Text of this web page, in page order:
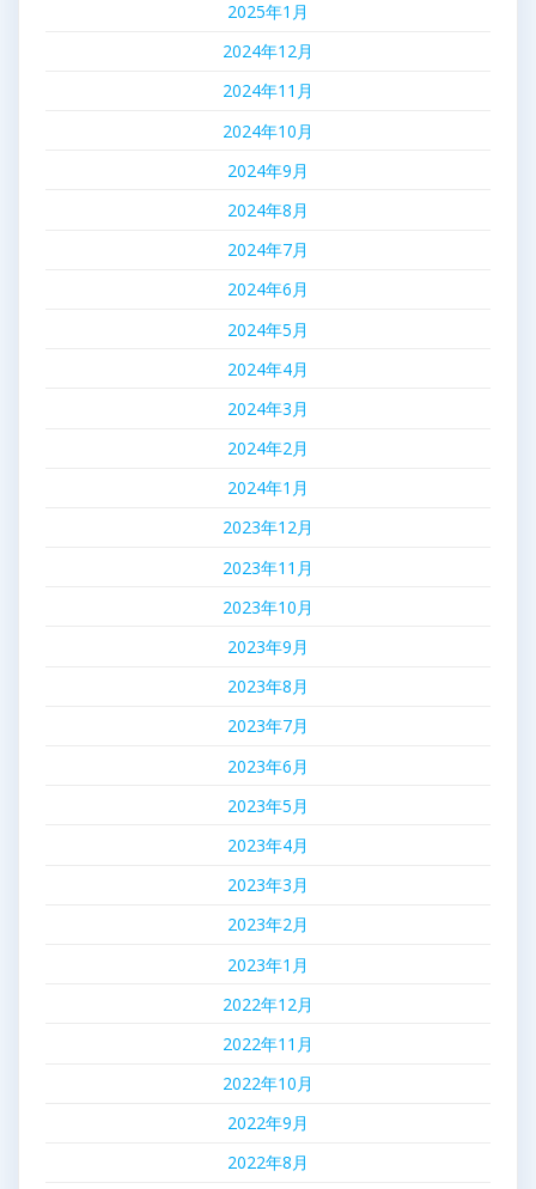
2025年1月
2024年12月
2024年11月
2024年10月
2024年9月
2024年8月
2024年7月
2024年6月
2024年5月
2024年4月
2024年3月
2024年2月
2024年1月
2023年12月
2023年11月
2023年10月
2023年9月
2023年8月
2023年7月
2023年6月
2023年5月
2023年4月
2023年3月
2023年2月
2023年1月
2022年12月
2022年11月
2022年10月
2022年9月
2022年8月